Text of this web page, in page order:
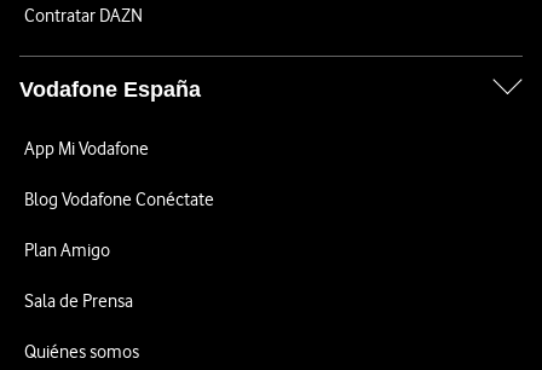
Contratar DAZN
Vodafone España
App Mi Vodafone
Blog Vodafone Conéctate
Plan Amigo
Sala de Prensa
Quiénes somos